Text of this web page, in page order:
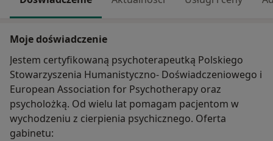
Moje doświadczenie
Jestem certyfikowaną psychoterapeutką Polskiego
Stowarzyszenia Humanistyczno- Doświadczeniowego i
European Association for Psychotherapy oraz
psycholożką. Od wielu lat pomagam pacjentom w
wychodzeniu z cierpienia psychicznego. Oferta
gabinetu: